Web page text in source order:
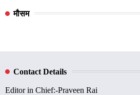
मौसम
Contact Details
Editor in Chief:-Praveen Rai